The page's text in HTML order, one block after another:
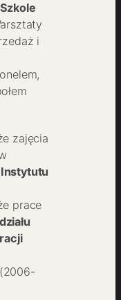
i
zajęcia
Instytutu
prace